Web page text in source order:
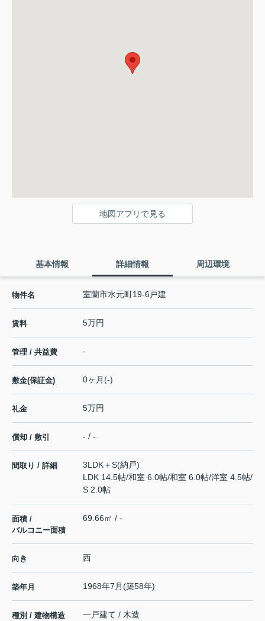
地図アプリで見る
基本情報 詳細情報 周辺環境
物件名 室蘭市水元町19-6戸建
賃料 5万円
管理 / 共益費 -
敷金(保証金) 0ヶ月(-)
礼金 5万円
償却 / 敷引 - / -
間取り / 詳細
3LDK＋S(納戸)
LDK 14.5帖/和室 6.0帖/和室 6.0帖/洋室 4.5帖/
S 2.0帖
面積 /
バルコニー面積
69.66㎡ / -
向き 西
築年月 1968年7月(築58年)
種別 / 建物構造 一戸建て / 木造